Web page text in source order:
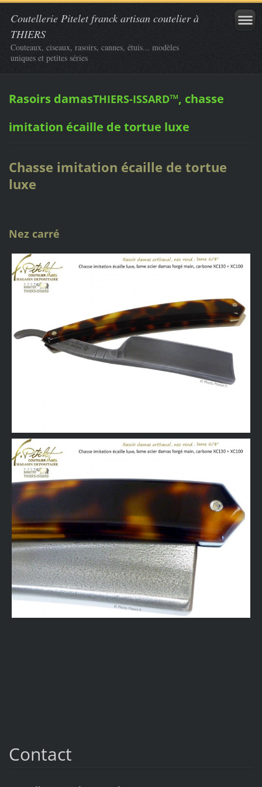
Coutellerie Pitelet franck artisan coutelier à
THIERS
Couteaux, ciseaux, rasoirs, cannes, étuis... modèles
uniques et petites séries
Rasoirs damasTHIERS-ISSARD™, chasse
imitation écaille de tortue luxe
Chasse imitation écaille de tortue
luxe
Nez carré
Contact